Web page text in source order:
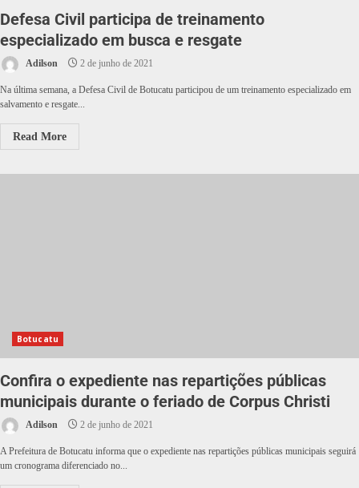
Defesa Civil participa de treinamento
especializado em busca e resgate
Adilson 2 de junho de 2021
Na última semana, a Defesa Civil de Botucatu participou de um treinamento especializado em
salvamento e resgate...
Read More
Botucatu
Confira o expediente nas repartições públicas
municipais durante o feriado de Corpus Christi
Adilson 2 de junho de 2021
A Prefeitura de Botucatu informa que o expediente nas repartições públicas municipais seguirá
um cronograma diferenciado no...